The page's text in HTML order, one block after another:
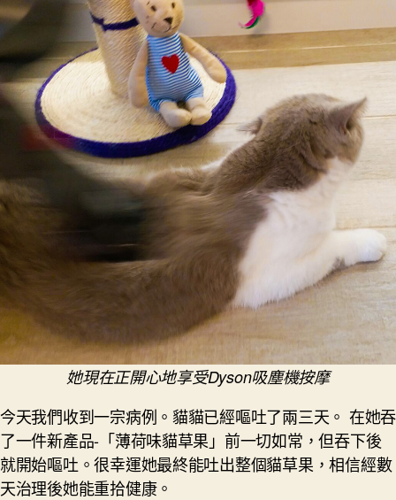
她現在正開心地享受Dyson吸塵機按摩
今天我們收到一宗病例。貓貓已經嘔吐了兩三天。 在她吞
了一件新產品-「薄荷味貓草果」前一切如常，但吞下後
就開始嘔吐。很幸運她最終能吐出整個貓草果，相信經數
天治理後她能重拾健康。